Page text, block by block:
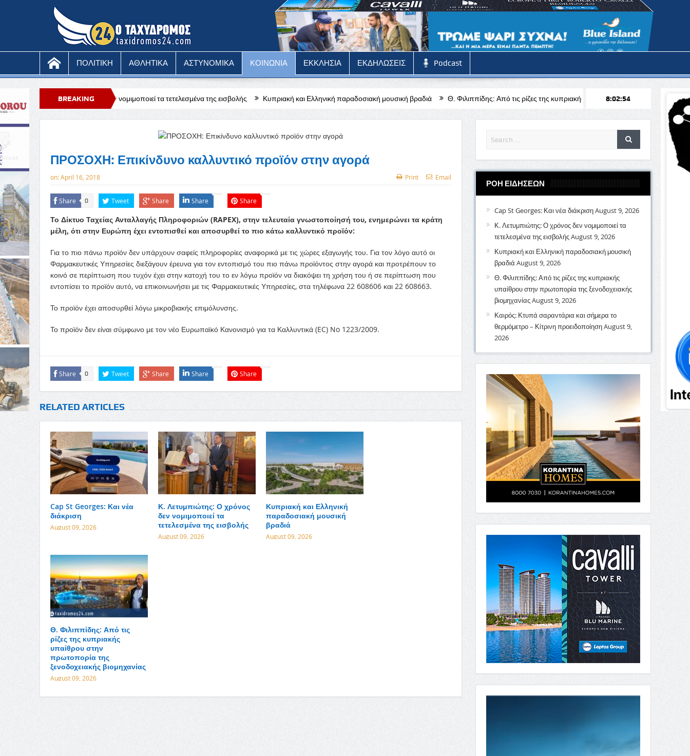
ΠΟΛΙΤΙΚΗ ΑΘΛΗΤΙΚΑ ΑΣΤΥΝΟΜΙΚΑ ΚΟΙΝΩΝΙΑ ΕΚΚΛΗΣΙΑ ΕΚΔΗΛΩΣΕΙΣ Podcast
BREAKING
NEWS
Ο χρόνος δεν νομιμοποιεί τα τετελεσμένα της εισβολής Κυπριακή και Ελληνική παραδοσιακή μουσική βραδιά Θ. Φιλιππίδης: Από τις ρίζες της κυπριακής υπαίθρου στην πρωτοπορία της ξενοδοχειακής
στις εκδηλώσεις στα Κόκκινα
8:02:56
ΠΡΟΣΟΧΗ: Επικίνδυνο καλλυντικό προϊόν στην αγορά
on:April 16, 2018 Print Email
Share 0 Tweet Share Share Share
Το Δίκτυο Ταχείας Ανταλλαγής Πληροφοριών (RAPEX), στην τελευταία γνωστοποίησή του, ενημερώνει τα κράτη
μέλη, ότι στην Ευρώπη έχει εντοπισθεί και αποσυρθεί το πιο κάτω καλλυντικό προϊόν:
Για το πιο πάνω προϊόν δεν υπάρχουν σαφείς πληροφορίες αναφορικά με τις χώρες εξαγωγής του. Για τον λόγο αυτό οι
Φαρμακευτικές Υπηρεσίες διεξάγουν έρευνα για τον εντοπισμό του πιο πάνω προϊόντος στην αγορά και προτρέπουν το
κοινό σε περίπτωση που τυχόν έχει στην κατοχή του το εν λόγω προϊόν να διακόψει τη χρήση του ή σε περίπτωση που
εντοπίσει το προϊόν αυτό, να επικοινωνήσει με τις Φαρμακευτικές Υπηρεσίες, στα τηλέφωνα 22 608606 και 22 608663.
Το προϊόν έχει αποσυρθεί λόγω μικροβιακής επιμόλυνσης.
Το προϊόν δεν είναι σύμφωνο με τον νέο Ευρωπαϊκό Κανονισμό για τα Καλλυντικά (EC) No 1223/2009.
Share 0 Tweet Share Share Share
RELATED ARTICLES
Cap St Georges: Και νέα
διάκριση
August 09, 2026
Κ. Λετυμπιώτης: Ο χρόνος
δεν νομιμοποιεί τα
τετελεσμένα της εισβολής
August 09, 2026
Κυπριακή και Ελληνική
παραδοσιακή μουσική
βραδιά
August 09, 2026
Θ. Φιλιππίδης: Από τις
ρίζες της κυπριακής
υπαίθρου στην
πρωτοπορία της
ξενοδοχειακής βιομηχανίας
August 09, 2026
ΡΟΗ ΕΙΔΗΣΕΩΝ
Cap St Georges: Και νέα διάκρισηAugust 9, 2026
Κ. Λετυμπιώτης: Ο χρόνος δεν νομιμοποιεί τα
τετελεσμένα της εισβολήςAugust 9, 2026
Κυπριακή και Ελληνική παραδοσιακή μουσική
βραδιά August 9, 2026
Θ. Φιλιππίδης: Από τις ρίζες της κυπριακής
υπαίθρου στην πρωτοπορία της ξενοδοχειακής
βιομηχανίαςAugust 9, 2026
Καιρός: Κτυπά σαραντάρια και σήμερα το
θερμόμετρο – Κίτρινη προειδοποίησηAugust 9,
2026